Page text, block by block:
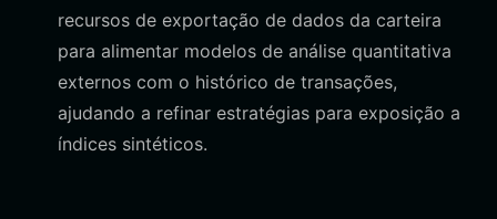
recursos de exportação de dados da carteira
para alimentar modelos de análise quantitativa
externos com o histórico de transações,
ajudando a refinar estratégias para exposição a
índices sintéticos.